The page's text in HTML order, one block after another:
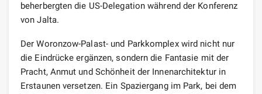
beherbergten die US-Delegation während der Konferenz
von Jalta.
Der Woronzow-Palast- und Parkkomplex wird nicht nur
die Eindrücke ergänzen, sondern die Fantasie mit der
Pracht, Anmut und Schönheit der Innenarchitektur in
Erstaunen versetzen. Ein Spaziergang im Park, bei dem